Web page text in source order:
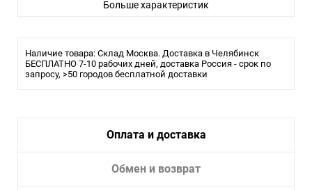
Больше характеристик
Наличие товара: Склад Москва. Доставка в Челябинск
БЕСПЛАТНО 7-10 рабочих дней, доставка Россия - срок по
запросу, >50 городов бесплатной доставки
Оплата и доставка
Обмен и возврат